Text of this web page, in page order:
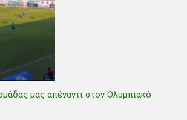
μας απέναντι στον Ολυμπιακό